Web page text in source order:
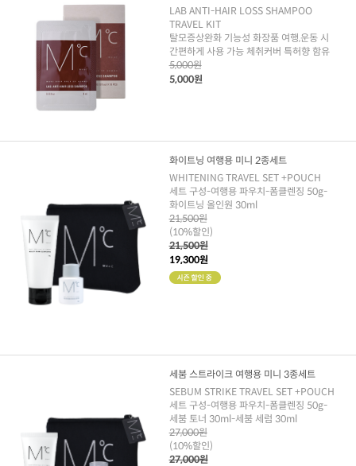
LAB ANTI-HAIR LOSS SHAMPOO
TRAVEL KIT
탈모증상완화 기능성 화장품 여행,운동 시
간편하게 사용 가능 체취커버 특허향 함유
5,000원
5,000원
화이트닝 여행용 미니 2종세트
WHITENING TRAVEL SET +POUCH
세트 구성-여행용 파우치-폼클렌징 50g-
화이트닝 올인원 30ml
21,500원
(10%할인)
21,500원
19,300원
세붐 스트라이크 여행용 미니 3종세트
SEBUM STRIKE TRAVEL SET +POUCH
세트 구성-여행용 파우치-폼클렌징 50g-
세붐 토너 30ml-세붐 세럼 30ml
27,000원
(10%할인)
27,000원